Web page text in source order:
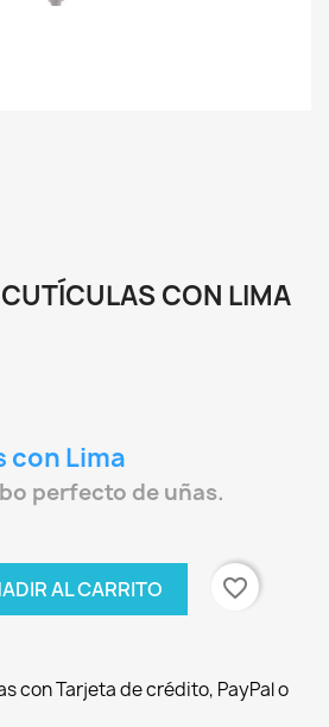
CON LIMA
Lima
perfecto de uñas.
AL CARRITO favorite_border
con Tarjeta de crédito, PayPal o